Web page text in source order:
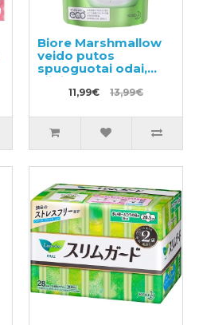
Biore Marshmallow
veido putos
spuoguotai odai,
užpildas 130ml
11,99€ 13,99€